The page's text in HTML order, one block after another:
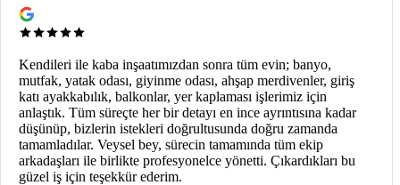
Kendileri ile kaba inşaatımızdan sonra tüm evin; banyo,
mutfak, yatak odası, giyinme odası, ahşap merdivenler, giriş
katı ayakkabılık, balkonlar, yer kaplaması işlerimiz için
anlaştık. Tüm süreçte her bir detayı en ince ayrıntısına kadar
düşünüp, bizlerin istekleri doğrultusunda doğru zamanda
tamamladılar. Veysel bey, sürecin tamamında tüm ekip
arkadaşları ile birlikte profesyonelce yönetti. Çıkardıkları bu
güzel iş için teşekkür ederim.